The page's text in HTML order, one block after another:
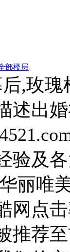
部楼层
,玫瑰
述出
验及
丽唯
网点
推荐